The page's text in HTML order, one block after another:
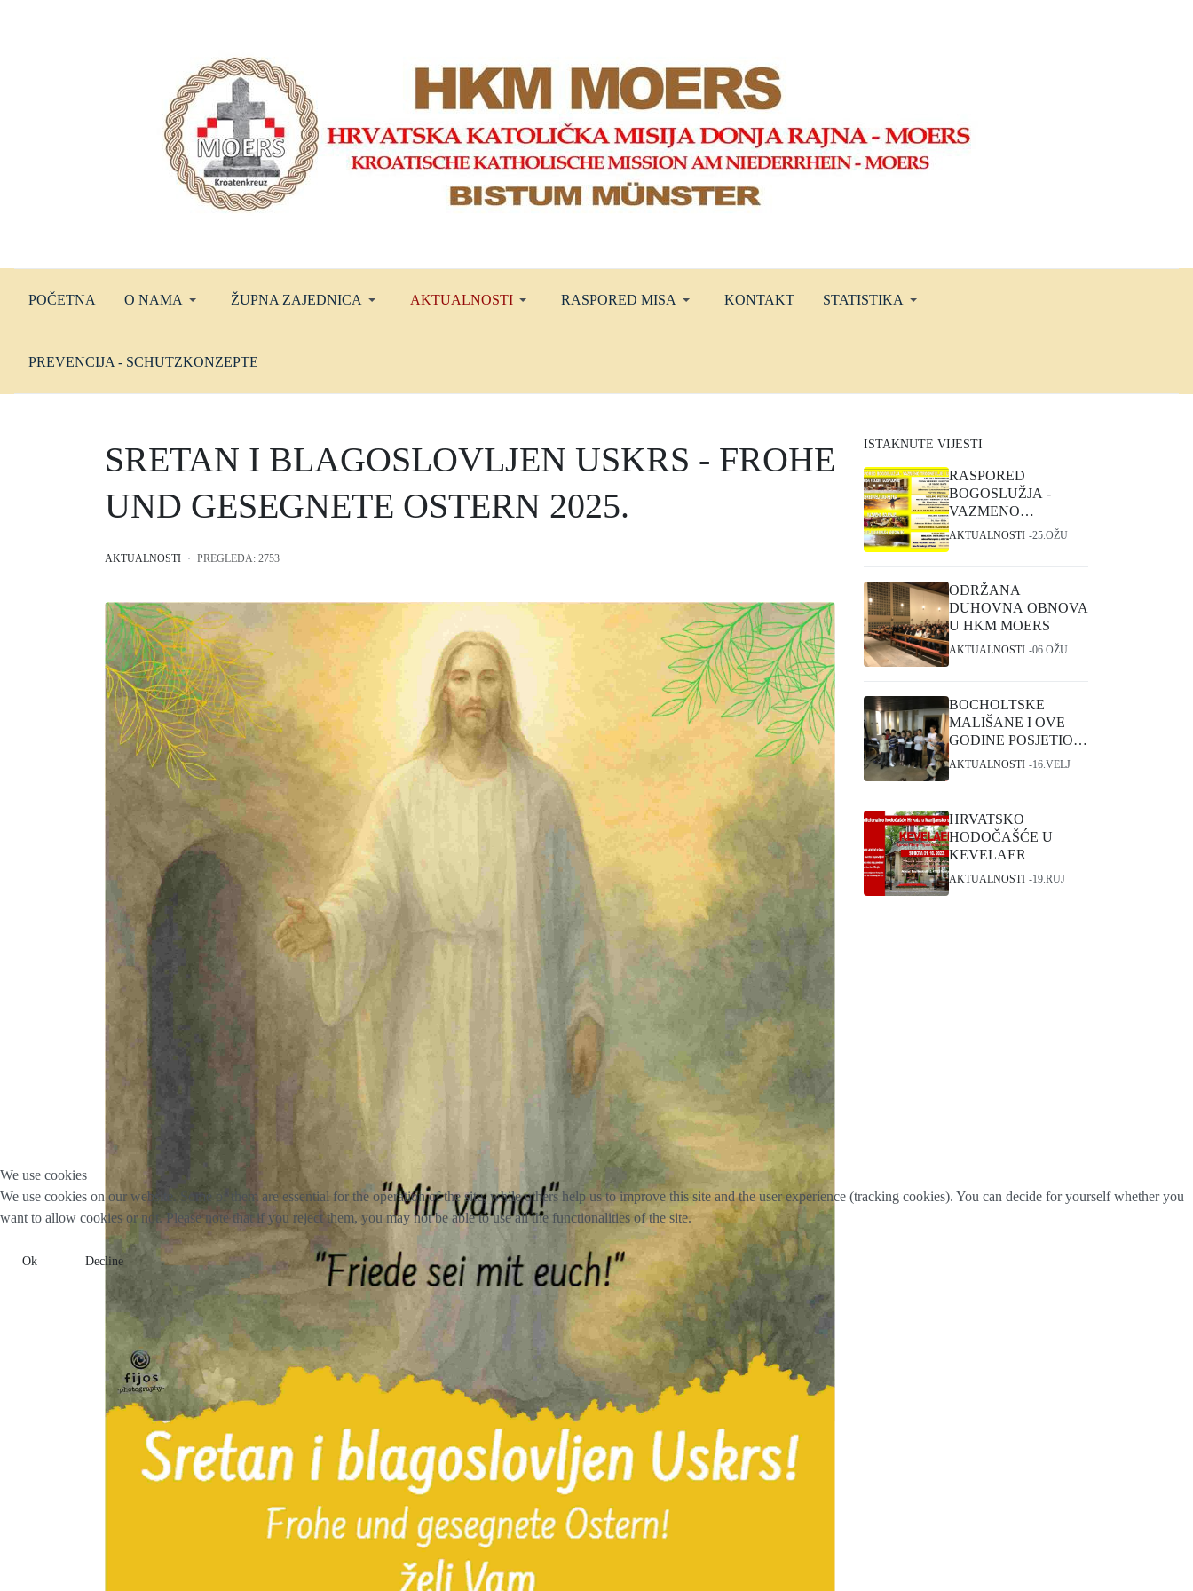
POČETNA O NAMA ŽUPNA ZAJEDNICA AKTUALNOSTI RASPORED MISA KONTAKT STATISTIKA
PREVENCIJA - SCHUTZKONZEPTE
SRETAN I BLAGOSLOVLJEN USKRS - FROHE
UND GESEGNETE OSTERN 2025.
AKTUALNOSTI PREGLEDA: 2753
ISTAKNUTE VIJESTI
RASPORED
BOGOSLUŽJA -
VAZMENO
TRODNEVLJE I
AKTUALNOSTI 25.OŽU
ODRŽANA
DUHOVNA OBNOVA
U HKM MOERS
AKTUALNOSTI 06.OŽU
BOCHOLTSKE
MALIŠANE I OVE
GODINE POSJETIO
SVETI NIKOLA
AKTUALNOSTI 16.VELJ
HRVATSKO
HODOČAŠĆE U
KEVELAER
AKTUALNOSTI 19.RUJ
We use cookies
We use cookies on our website. Some of them are essential for the operation of the site, while others help us to improve this site and the user experience (tracking cookies). You can decide for yourself whether you
want to allow cookies or not. Please note that if you reject them, you may not be able to use all the functionalities of the site.
Ok Decline